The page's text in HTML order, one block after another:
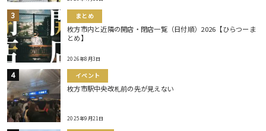
まとめ
枚方市内と近隣の開店・閉店一覧（日付順）2026【ひらつーま
とめ】
2026年8月3日
イベント
枚方市駅中央改札前の先が見えない
2025年9月21日